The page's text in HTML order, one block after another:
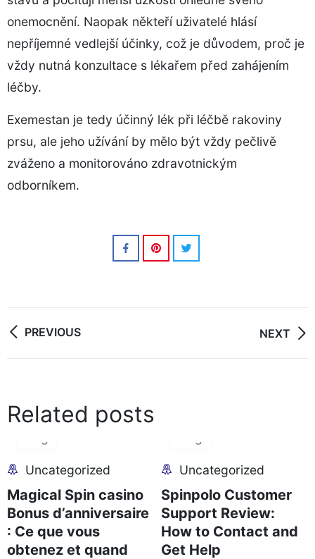
onemocnění. Naopak někteří uživatelé hlásí
nepříjemné vedlejší účinky, což je důvodem, proč je
vždy nutná konzultace s lékařem před zahájením
léčby.
Exemestan je tedy účinný lék při léčbě rakoviny
prsu, ale jeho užívání by mělo být vždy pečlivě
zváženo a monitorováno zdravotnickým
odborníkem.
Post
PREVIOUS NEXT
Related posts
06
Uncategorized
Magical Spin casino
Bonus d’anniversaire
: Ce que vous
obtenez et quand
Uncategorized
Spinpolo Customer
Support Review:
How to Contact and
Get Help